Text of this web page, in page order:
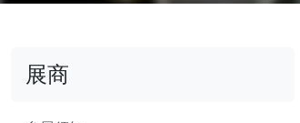
展商